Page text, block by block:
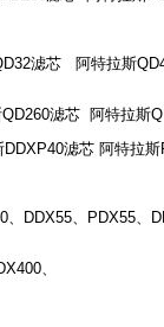
滤芯 阿特拉斯
QD260滤芯 阿特拉斯
DDXP40滤芯 阿特拉斯
、 DDX55、 PDX55、
、